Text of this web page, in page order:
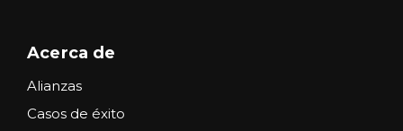
Acerca de
Alianzas
Casos de éxito